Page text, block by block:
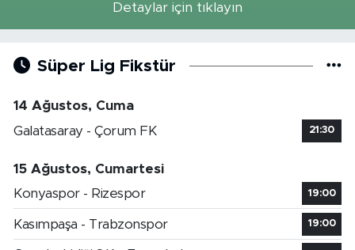
Detaylar için tıklayın
Süper Lig Fikstür
14 Ağustos, Cuma
Galatasaray - Çorum FK
21:30
15 Ağustos, Cumartesi
Konyaspor - Rizespor
19:00
Kasımpaşa - Trabzonspor 19:00